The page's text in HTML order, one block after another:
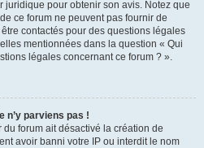
juridique pour obtenir son avis. Notez que
ce forum ne peuvent pas fournir de
contactés pour des questions légales
mentionnées dans la question « Qui
légales concernant ce forum ? ».
n’y parviens pas !
du forum ait désactivé la création de
avoir banni votre IP ou interdit le nom